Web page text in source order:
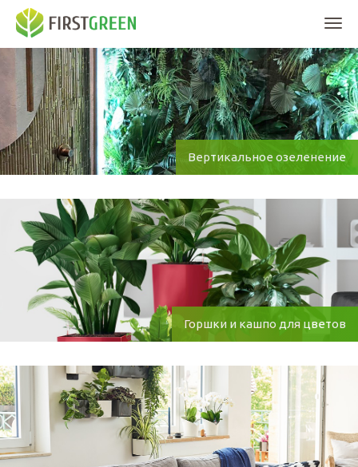
Вертикальное озеленение
Горшки и кашпо для цветов